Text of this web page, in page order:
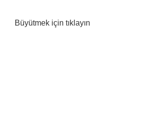
Büyütmek için tıklayın